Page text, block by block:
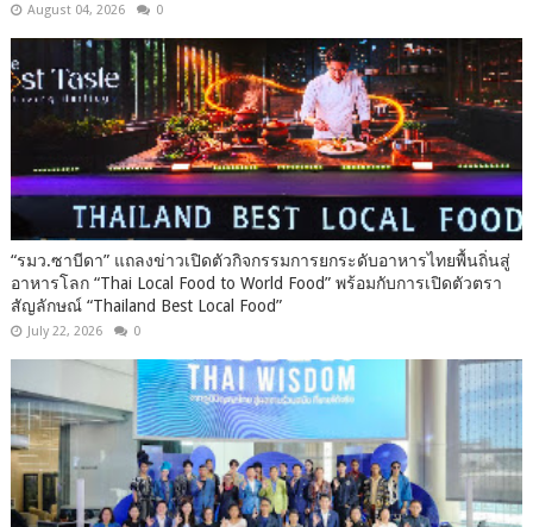
August 04, 2026 0
“รมว.ซาบีดา” แถลงข่าวเปิดตัวกิจกรรมการยกระดับอาหารไทยพื้นถิ่นสู่
อาหารโลก “Thai Local Food to World Food” พร้อมกับการเปิดตัวตรา
สัญลักษณ์ “Thailand Best Local Food”
July 22, 2026 0